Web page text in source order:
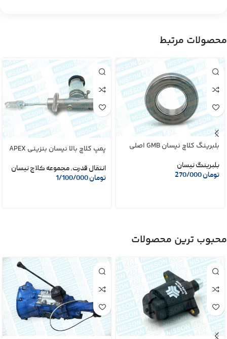
محصولات مرتبط
بلبرینگ کلاچ نیسان GMB اصلی
بلبرینگ نیسان
تومان
پمپ کلاچ بالا نیسان بنزینی APEX
انتقال قدرت,مجموعه کلاچ نیسان
تومان
محبوب ترین محصولات